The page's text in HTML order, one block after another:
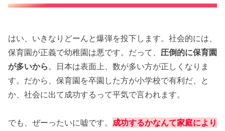
はい、いきなりどーんと爆弾を投下します。社会的には、
保育園が正義で幼稚園は悪です。だって、 圧倒的に保育園
が多いから 。日本は表面上、数が多い方が正しくなりま
す。だから、保育園を卒園した方が小学校で有利だ、と
か、社会に出て成功するって平気で言われます。
でも、ぜーったいに嘘です。 成功するかなんて家庭により